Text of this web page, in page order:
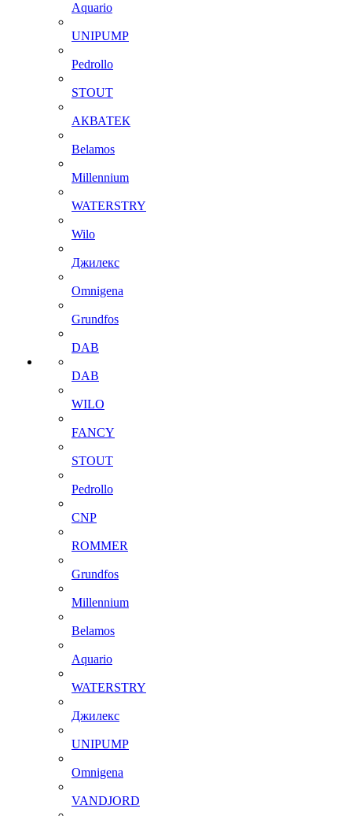
Aquario
UNIPUMP
Pedrollo
STOUT
АКВАТЕК
Belamos
Millennium
WATERSTRY
Wilo
Джилекс
Omnigena
Grundfos
DAB
DAB
WILO
FANCY
STOUT
Pedrollo
CNP
ROMMER
Grundfos
Millennium
Belamos
Aquario
WATERSTRY
Джилекс
UNIPUMP
Omnigena
VANDJORD